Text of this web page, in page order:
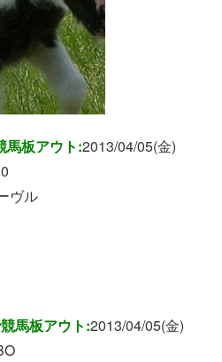
馬板アウト:2013/04/05(金)
ヴル
馬板アウト:2013/04/05(金)